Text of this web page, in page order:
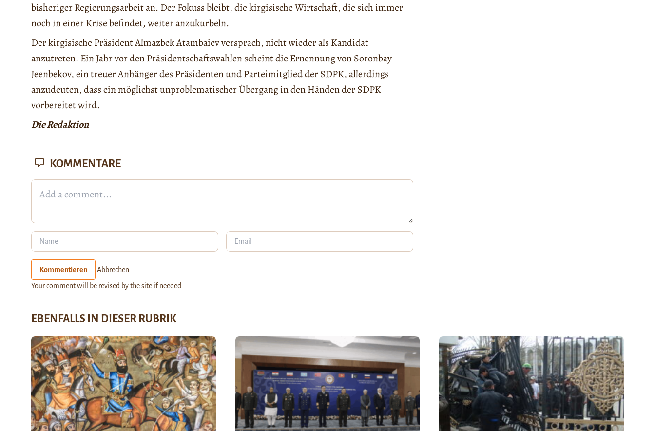
bisheriger Regierungsarbeit an. Der Fokuss bleibt, die kirgisische Wirtschaft, die sich immer
noch in einer Krise befindet, weiter anzukurbeln.
Der kirgisische Präsident Almazbek Atambaiev versprach, nicht wieder als Kandidat
anzutreten. Ein Jahr vor den Präsidentschaftswahlen scheint die Ernennung von Soronbay
Jeenbekov, ein treuer Anhänger des Präsidenten und Parteimitglied der SDPK, allerdings
anzudeuten, dass ein möglichst unproblematischer Übergang in den Händen der SDPK
vorbereitet wird.
Die Redaktion
KOMMENTARE
Kommentieren Abbrechen
Your comment will be revised by the site if needed.
EBENFALLS IN DIESER RUBRIK